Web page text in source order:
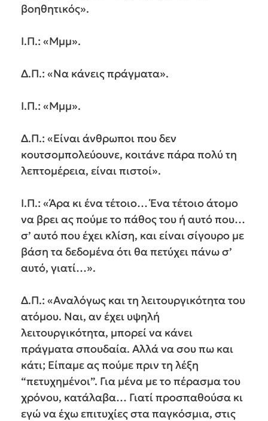
βοηθητικός».
Ι.Π.: «Μμμ».
Δ.Π.: «Να κάνεις πράγματα».
Ι.Π.: «Μμμ».
Δ.Π.: «Είναι άνθρωποι που δεν
κουτσομπολεύουνε, κοιτάνε πάρα πολύ τη
λεπτομέρεια, είναι πιστοί».
Ι.Π.: «Άρα κι ένα τέτοιο… Ένα τέτοιο άτομο
να βρει ας πούμε το πάθος του ή αυτό που…
σ’ αυτό που έχει κλίση, και είναι σίγουρο με
βάση τα δεδομένα ότι θα πετύχει πάνω σ’
αυτό, γιατί…».
Δ.Π.: «Αναλόγως και τη λειτουργικότητα του
ατόμου. Ναι, αν έχει υψηλή
λειτουργικότητα, μπορεί να κάνει
πράγματα σπουδαία. Αλλά να σου πω και
κάτι; Είπαμε ας πούμε πριν τη λέξη
“πετυχημένοι”. Για μένα με το πέρασμα του
χρόνου, κατάλαβα… Γιατί προσπαθούσα κι
εγώ να έχω επιτυχίες στα παγκόσμια, στις